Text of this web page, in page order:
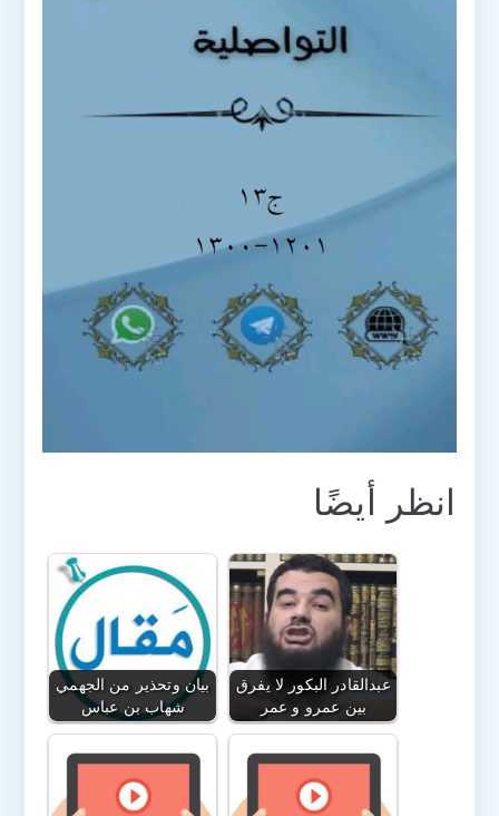
انظر أيضًا
بيان وتحذير من الجهمي
شهاب بن عباس
عبدالقادر البكور لا يفرق
بين عمرو و عمر